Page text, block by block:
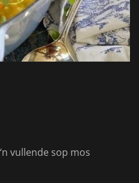
vullende sop mos